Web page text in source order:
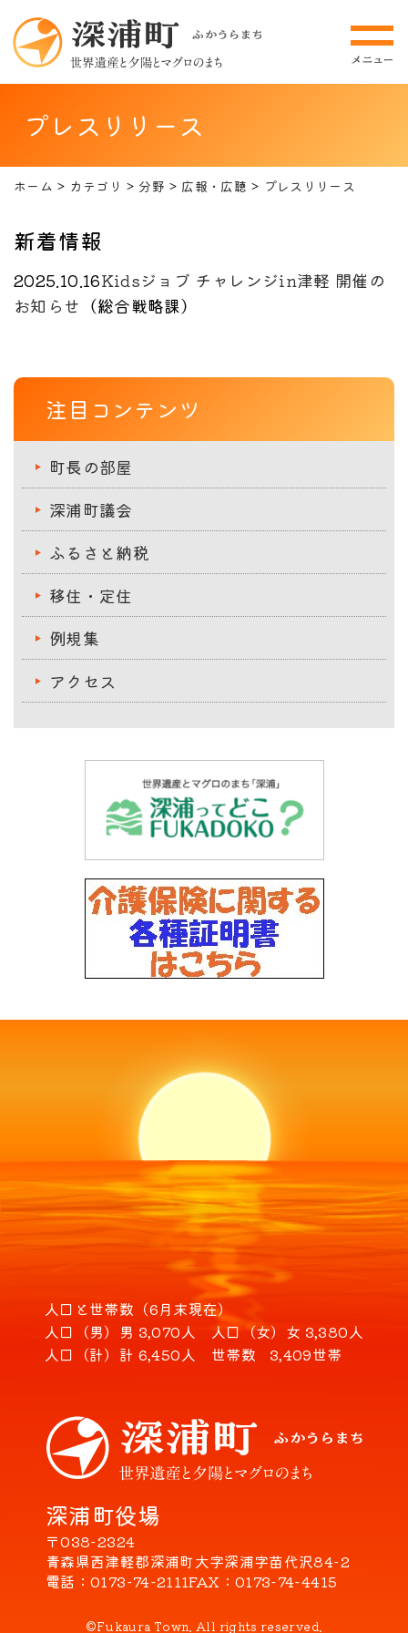
プレスリリース
ホーム カテゴリ 分野 広報・広聴 プレスリリース
新着情報
2025.10.16Kidsジョブ チャレンジin津軽 開催の
お知らせ （総合戦略課）
注目コンテンツ
町長の部屋
深浦町議会
ふるさと納税
移住・定住
例規集
アクセス
深浦町役場
〒038-2324
青森県西津軽郡深浦町大字深浦字苗代沢84-2
電話
0173-74-2111FAX 0173-74-4415
人口と世帯数（6月末現在）
人口（男） 男 3,070人 人口（女） 女 3,380人
人口（計） 計 6,450人 世帯数 3,409世帯
©Fukaura Town. All rights reserved.